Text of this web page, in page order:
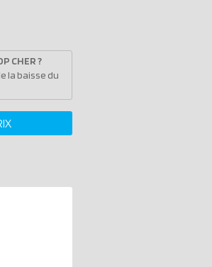
CHER ?
la baisse du